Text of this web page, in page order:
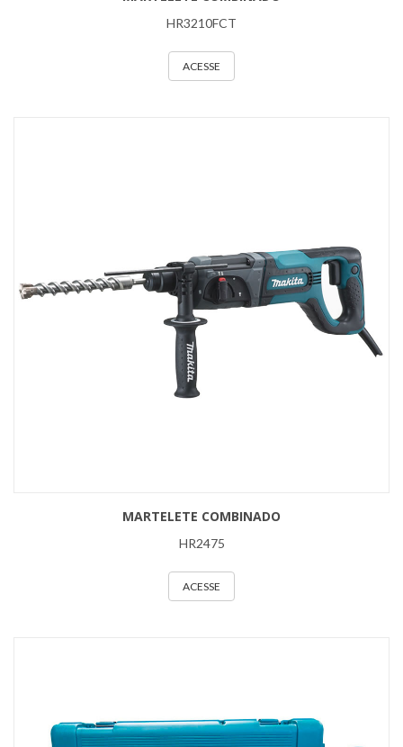
HR3210FCT
ACESSE
MARTELETE COMBINADO
HR2475
ACESSE